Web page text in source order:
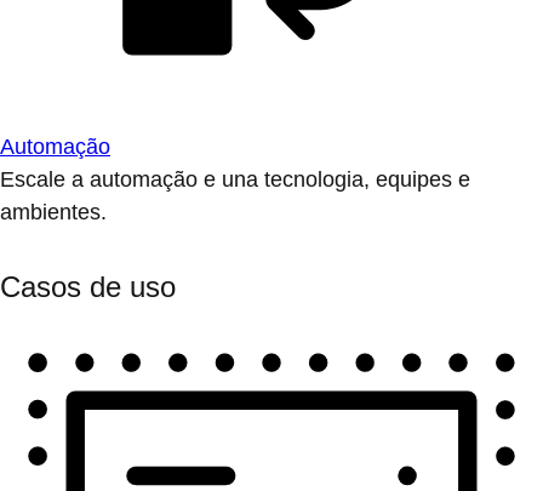
Automação
Escale a automação e una tecnologia, equipes e
ambientes.
Casos de uso